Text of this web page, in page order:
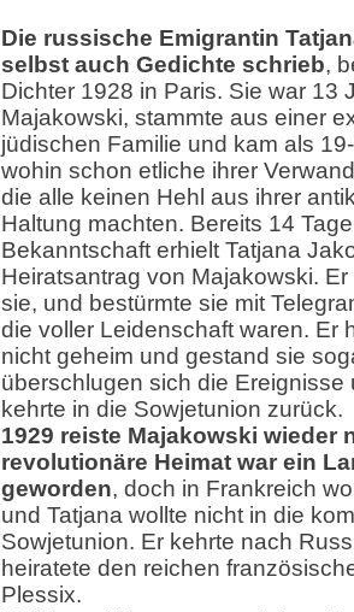
Die russische Emigrantin
selbst auch Gedichte schrieb,
Dichter 1928 in Paris. Sie war 13
Majakowski, stammte aus einer
jüdischen Familie und kam als
wohin schon etliche ihrer
die alle keinen Hehl aus ihrer
Haltung machten. Bereits 14
Bekanntschaft erhielt Tatjana
Heiratsantrag von Majakowski.
sie, und bestürmte sie mit
die voller Leidenschaft waren. Er
nicht geheim und gestand sie
überschlugen sich die Ereignisse
kehrte in die Sowjetunion zurück.
1929 reiste Majakowski wieder
revolutionäre Heimat war ein
geworden, doch in Frankreich
und Tatjana wollte nicht in die
Sowjetunion. Er kehrte nach
heiratete den reichen
Plessix.